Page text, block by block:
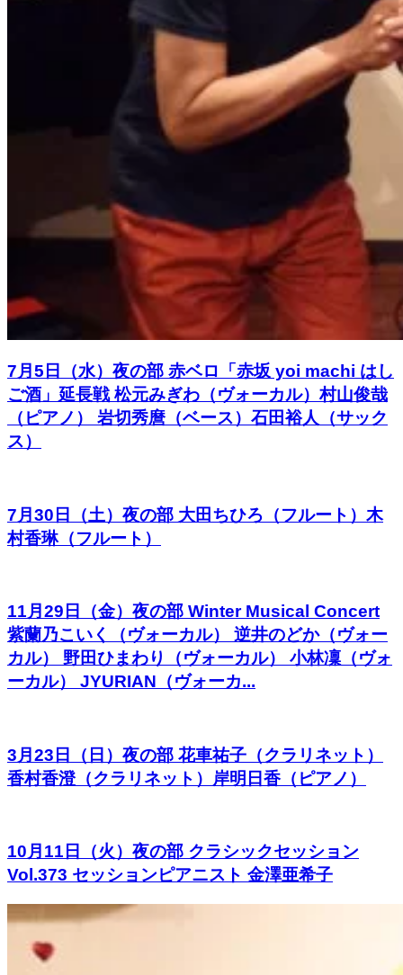
7月5日（水）夜の部 赤ベロ「赤坂 yoi machi はし
ご酒」延長戦 松元みぎわ（ヴォーカル）村山俊哉
（ピアノ） 岩切秀麿（ベース）石田裕人（サック
ス）
7月30日（土）夜の部 大田ちひろ（フルート）木
村香琳（フルート）
11月29日（金）夜の部 Winter Musical Concert
紫蘭乃こいく（ヴォーカル） 逆井のどか（ヴォー
カル） 野田ひまわり（ヴォーカル） 小林凜（ヴォ
ーカル） JYURIAN（ヴォーカ...
3月23日（日）夜の部 花車祐子（クラリネット）
香村香澄（クラリネット）岸明日香（ピアノ）
10月11日（火）夜の部 クラシックセッション
Vol.373 セッションピアニスト 金澤亜希子